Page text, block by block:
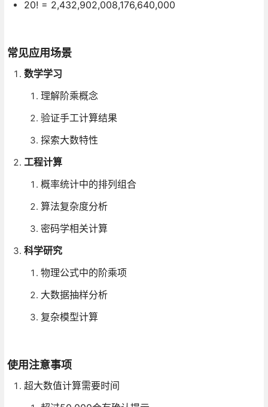
20! = 2,432,902,008,176,640,000
常见应用场景
数学学习
理解阶乘概念
验证手工计算结果
探索大数特性
工程计算
概率统计中的排列组合
算法复杂度分析
密码学相关计算
科学研究
物理公式中的阶乘项
大数据抽样分析
复杂模型计算
使用注意事项
超大数值计算需要时间